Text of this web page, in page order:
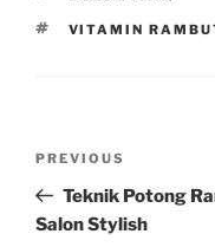
TAGS
VITAMIN
Previous
Post
PREVIOUS
Teknik Potong
Salon Stylish